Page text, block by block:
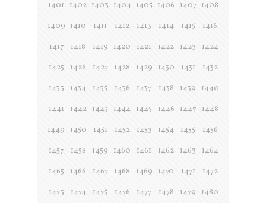
1401
1402 1403 1404 1405 1406 1407 1408
1409 1410 1411 1412 1413 1414 1415
1416
1417
1418 1419 1420 1421 1422 1423
1424
1425
1426 1427 1428 1429 1430 1431
1432
1433
1434 1435 1436 1437 1438 1439
1440
1441
1442 1443 1444 1445 1446 1447
1448
1449
1450 1451 1452 1453 1454 1455
1456
1457
1458 1459 1460 1461 1462 1463
1464
1465
1466 1467 1468 1469 1470 1471
1472
1473
1474 1475 1476 1477 1478 1479
1480